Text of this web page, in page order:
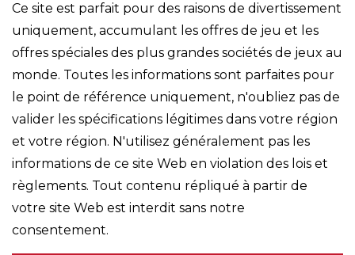
Ce site est parfait pour des raisons de divertissement
uniquement, accumulant les offres de jeu et les
offres spéciales des plus grandes sociétés de jeux au
monde. Toutes les informations sont parfaites pour
le point de référence uniquement, n'oubliez pas de
valider les spécifications légitimes dans votre région
et votre région. N'utilisez généralement pas les
informations de ce site Web en violation des lois et
règlements. Tout contenu répliqué à partir de
votre site Web est interdit sans notre
consentement.